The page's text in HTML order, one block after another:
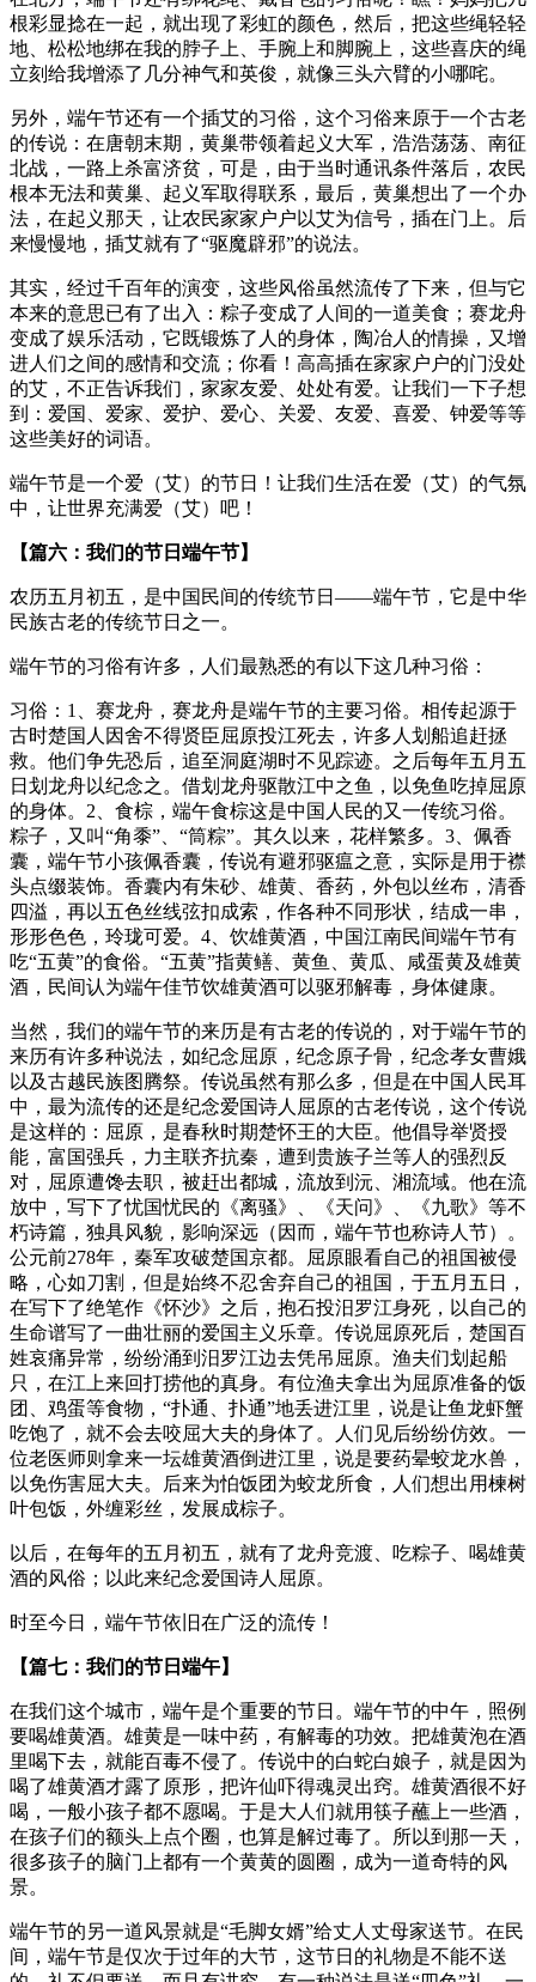
根彩显捻在一起，就出现了彩虹的颜色，然后，把这些绳轻轻
地、松松地绑在我的脖子上、手腕上和脚腕上，这些喜庆的绳
立刻给我增添了几分神气和英俊，就像三头六臂的小哪咤。
另外，端午节还有一个插艾的习俗，这个习俗来原于一个古老
的传说：在唐朝末期，黄巢带领着起义大军，浩浩荡荡、南征
北战，一路上杀富济贫，可是，由于当时通讯条件落后，农民
根本无法和黄巢、起义军取得联系，最后，黄巢想出了一个办
法，在起义那天，让农民家家户户以艾为信号，插在门上。后
来慢慢地，插艾就有了“驱魔辟邪”的说法。
其实，经过千百年的演变，这些风俗虽然流传了下来，但与它
本来的意思已有了出入：粽子变成了人间的一道美食；赛龙舟
变成了娱乐活动，它既锻炼了人的身体，陶冶人的情操，又增
进人们之间的感情和交流；你看！高高插在家家户户的门没处
的艾，不正告诉我们，家家友爱、处处有爱。让我们一下子想
到：爱国、爱家、爱护、爱心、关爱、友爱、喜爱、钟爱等等
这些美好的词语。
端午节是一个爱（艾）的节日！让我们生活在爱（艾）的气氛
中，让世界充满爱（艾）吧！
【篇六：我们的节日端午节】
农历五月初五，是中国民间的传统节日——端午节，它是中华
民族古老的传统节日之一。
端午节的习俗有许多，人们最熟悉的有以下这几种习俗：
习俗：1、赛龙舟，赛龙舟是端午节的主要习俗。相传起源于
古时楚国人因舍不得贤臣屈原投江死去，许多人划船追赶拯
救。他们争先恐后，追至洞庭湖时不见踪迹。之后每年五月五
日划龙舟以纪念之。借划龙舟驱散江中之鱼，以免鱼吃掉屈原
的身体。2、食棕，端午食棕这是中国人民的又一传统习俗。
粽子，又叫“角黍”、“筒粽”。其久以来，花样繁多。3、佩香
囊，端午节小孩佩香囊，传说有避邪驱瘟之意，实际是用于襟
头点缀装饰。香囊内有朱砂、雄黄、香药，外包以丝布，清香
四溢，再以五色丝线弦扣成索，作各种不同形状，结成一串，
形形色色，玲珑可爱。4、饮雄黄酒，中国江南民间端午节有
吃“五黄”的食俗。“五黄”指黄鳝、黄鱼、黄瓜、咸蛋黄及雄黄
酒，民间认为端午佳节饮雄黄酒可以驱邪解毒，身体健康。
当然，我们的端午节的来历是有古老的传说的，对于端午节的
来历有许多种说法，如纪念屈原，纪念原子骨，纪念孝女曹娥
以及古越民族图腾祭。传说虽然有那么多，但是在中国人民耳
中，最为流传的还是纪念爱国诗人屈原的古老传说，这个传说
是这样的：屈原，是春秋时期楚怀王的大臣。他倡导举贤授
能，富国强兵，力主联齐抗秦，遭到贵族子兰等人的强烈反
对，屈原遭馋去职，被赶出都城，流放到沅、湘流域。他在流
放中，写下了忧国忧民的《离骚》、《天问》、《九歌》等不
朽诗篇，独具风貌，影响深远（因而，端午节也称诗人节）。
公元前278年，秦军攻破楚国京都。屈原眼看自己的祖国被侵
略，心如刀割，但是始终不忍舍弃自己的祖国，于五月五日，
在写下了绝笔作《怀沙》之后，抱石投汨罗江身死，以自己的
生命谱写了一曲壮丽的爱国主义乐章。传说屈原死后，楚国百
姓哀痛异常，纷纷涌到汨罗江边去凭吊屈原。渔夫们划起船
只，在江上来回打捞他的真身。有位渔夫拿出为屈原准备的饭
团、鸡蛋等食物，“扑通、扑通”地丢进江里，说是让鱼龙虾蟹
吃饱了，就不会去咬屈大夫的身体了。人们见后纷纷仿效。一
位老医师则拿来一坛雄黄酒倒进江里，说是要药晕蛟龙水兽，
以免伤害屈大夫。后来为怕饭团为蛟龙所食，人们想出用楝树
叶包饭，外缠彩丝，发展成棕子。
以后，在每年的五月初五，就有了龙舟竞渡、吃粽子、喝雄黄
酒的风俗；以此来纪念爱国诗人屈原。
时至今日，端午节依旧在广泛的流传！
【篇七：我们的节日端午】
在我们这个城市，端午是个重要的节日。端午节的中午，照例
要喝雄黄酒。雄黄是一味中药，有解毒的功效。把雄黄泡在酒
里喝下去，就能百毒不侵了。传说中的白蛇白娘子，就是因为
喝了雄黄酒才露了原形，把许仙吓得魂灵出窍。雄黄酒很不好
喝，一般小孩子都不愿喝。于是大人们就用筷子蘸上一些酒，
在孩子们的额头上点个圈，也算是解过毒了。所以到那一天，
很多孩子的脑门上都有一个黄黄的圆圈，成为一道奇特的风
景。
端午节的另一道风景就是“毛脚女婿”给丈人丈母家送节。在民
间，端午节是仅次于过年的大节，这节日的礼物是不能不送